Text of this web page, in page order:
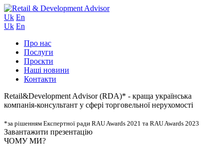
Uk En
Uk En
Про нас
Послуги
Проєкти
Наші новини
Контакти
Retail&Development Advisor (RDA)* - краща українська
компанія-консультант у сфері торговельної нерухомості
*за рішенням Експертної ради RAU Awards 2021 та RAU Awards 2023
Завантажити презентацію
ЧОМУ МИ?